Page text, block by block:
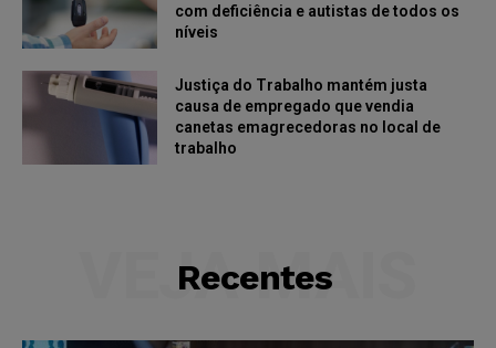
com deficiência e autistas de todos os
níveis
Justiça do Trabalho mantém justa
causa de empregado que vendia
canetas emagrecedoras no local de
trabalho
Recentes
VEJA MAIS